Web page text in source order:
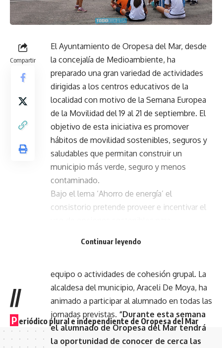
Compartir
El Ayuntamiento de Oropesa del Mar, desde
la concejalía de Medioambiente, ha
preparado una gran variedad de actividades
dirigidas a los centros educativos de la
localidad con motivo de la Semana Europea
de la Movilidad del 19 al 21 de septiembre. El
objetivo de esta iniciativa es promover
hábitos de movilidad sostenibles, seguros y
saludables que permitan construir un
municipio más verde, seguro y menos
contaminado.
Bajo el lema ‘Ahorro de energía’ el
consistorio pretende proveer e incentivar el
previstas se encuentran: talleres de
equipo o actividades de cohesión grupal. La
alcaldesa del municipio, Araceli De Moya, ha
animado a participar al alumnado en todas las
jornadas previstas. “Durante esta semana
el alumnado de Oropesa del Mar tendrá
la oportunidad de conocer de cerca las
Continuar leyendo
//
P eriódico plural e independiente de Oropesa del Mar